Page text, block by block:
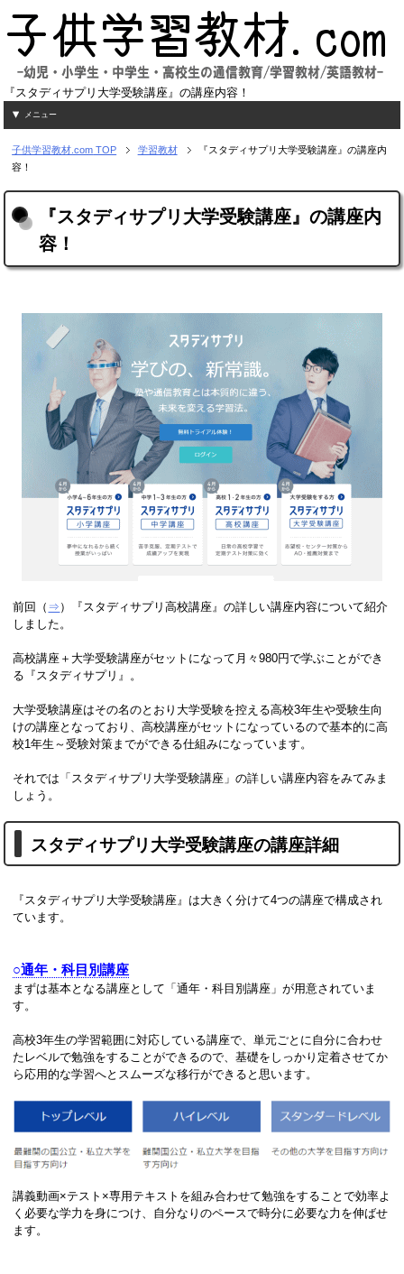
『スタディサプリ大学受験講座』の講座内容！
メニュー
子供学習教材.com TOP 学習教材
『スタディサプリ大学受験講座』の講座内
容！
『スタディサプリ大学受験講座』の講座内
容！
前回（ ⇒ ）『スタディサプリ高校講座』の詳しい講座内容について紹介
しました。
高校講座＋大学受験講座がセットになって月々980円で学ぶことができ
る『スタディサプリ』。
大学受験講座はその名のとおり大学受験を控える高校3年生や受験生向
けの講座となっており、高校講座がセットになっているので基本的に高
校1年生～受験対策までができる仕組みになっています。
それでは「スタディサプリ大学受験講座」の詳しい講座内容をみてみま
しょう。
スタディサプリ大学受験講座の講座詳細
『スタディサプリ大学受験講座』は大きく分けて4つの講座で構成され
ています。
○通年・科目別講座
まずは基本となる講座として「通年・科目別講座」が用意されていま
す。
高校3年生の学習範囲に対応している講座で、単元ごとに自分に合わせ
たレベルで勉強をすることができるので、基礎をしっかり定着させてか
ら応用的な学習へとスムーズな移行ができると思います。
講義動画×テスト×専用テキストを組み合わせて勉強をすることで効率よ
く必要な学力を身につけ、自分なりのペースで時分に必要な力を伸ばせ
ます。